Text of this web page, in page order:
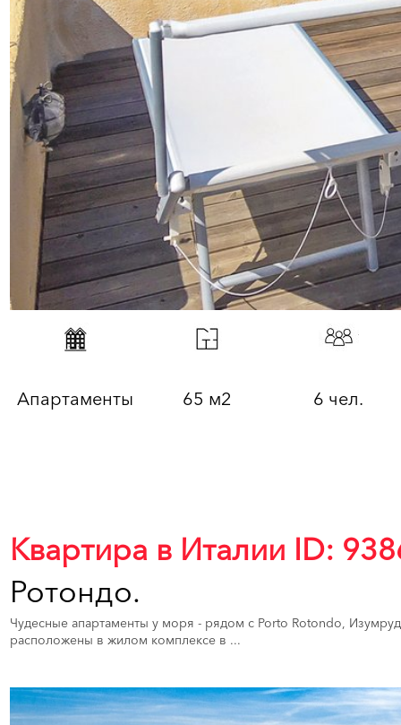
Апартаменты 65 м2 6 чел.
Квартира в Италии ID:
Ротондо.
Чудесные апартаменты у моря - рядом с Porto Rotondo,
расположены в жилом комплексе в ...